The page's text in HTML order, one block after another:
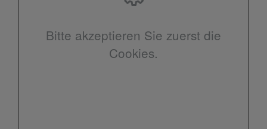
Bitte akzeptieren Sie zuerst die
Cookies.